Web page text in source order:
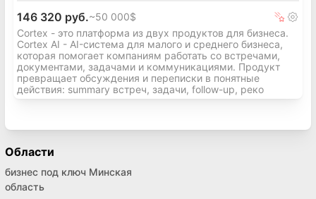
146 320 руб.~50 000$
Cortex - это платформа из двух продуктов для бизнеса.
Cortex AI - AI-система для малого и среднего бизнеса,
которая помогает компаниям работать со встречами,
документами, задачами и коммуникациями. Продукт
превращает обсуждения и переписки в понятные
действия: summary встреч, задачи, follow-up, реко
Области
бизнес под ключ Минская
область